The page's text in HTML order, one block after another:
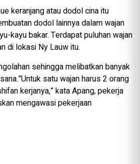
keranjang atau dodol cina itu
dodol lainnya dalam wajan
kayu bakar. Terdapat puluhan wajan
di lokasi Ny Lauw itu.
sehingga melibatkan banyak
satu wajan harus 2 orang
kerjanya,” kata Apang, pekerja
mengawasi pekerjaan